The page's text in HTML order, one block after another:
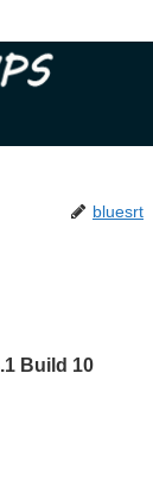
bluesrt
Build 10